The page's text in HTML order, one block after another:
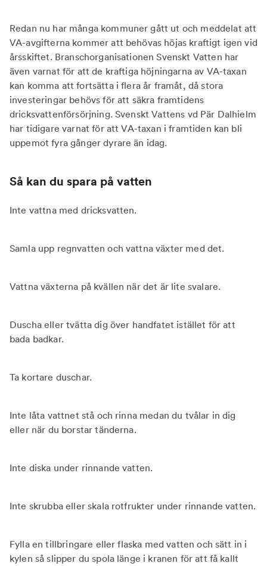
Redan nu har många kommuner gått ut och meddelat att
VA-avgifterna kommer att behövas höjas kraftigt igen vid
årsskiftet. Branschorganisationen Svenskt Vatten har
även varnat för att de kraftiga höjningarna av VA-taxan
kan komma att fortsätta i flera år framåt, då stora
investeringar behövs för att säkra framtidens
dricksvattenförsörjning. Svenskt Vattens vd Pär Dalhielm
har tidigare varnat för att VA-taxan i framtiden kan bli
uppemot fyra gånger dyrare än idag.
Så kan du spara på vatten
Inte vattna med dricksvatten.
Samla upp regnvatten och vattna växter med det.
Vattna växterna på kvällen när det är lite svalare.
Duscha eller tvätta dig över handfatet istället för att
bada badkar.
Ta kortare duschar.
Inte låta vattnet stå och rinna medan du tvålar in dig
eller när du borstar tänderna.
Inte diska under rinnande vatten.
Inte skrubba eller skala rotfrukter under rinnande vatten.
Fylla en tillbringare eller flaska med vatten och sätt in i
kylen så slipper du spola länge i kranen för att få kallt